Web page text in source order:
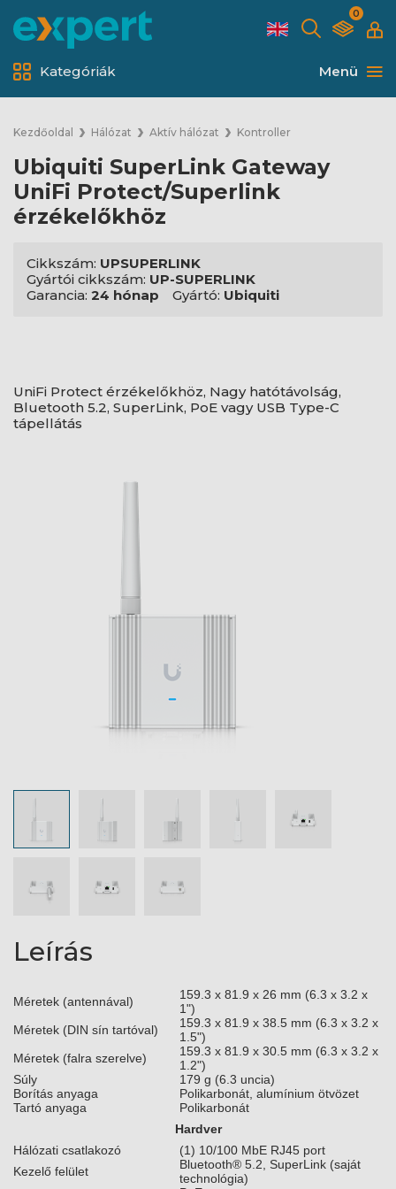
0
Menü
Kategóriák
Kezdőoldal Hálózat Aktív hálózat Kontroller
Ubiquiti SuperLink Gateway
UniFi Protect/Superlink
érzékelőkhöz
Cikkszám: UPSUPERLINK
Gyártói cikkszám: UP-SUPERLINK
Garancia: 24 hónap Gyártó: Ubiquiti
UniFi Protect érzékelőkhöz, Nagy hatótávolság,
Bluetooth 5.2, SuperLink, PoE vagy USB Type-C
tápellátás
Leírás
Méretek (antennával)
159.3 x 81.9 x 26 mm (6.3 x 3.2 x
1")
Méretek (DIN sín tartóval)
159.3 x 81.9 x 38.5 mm (6.3 x 3.2 x
1.5")
Méretek (falra szerelve)
159.3 x 81.9 x 30.5 mm (6.3 x 3.2 x
1.2")
Súly
179 g (6.3 uncia)
Borítás anyaga
Polikarbonát, alumínium ötvözet
Tartó anyaga
Polikarbonát
Hardver
Hálózati csatlakozó
(1) 10/100 MbE RJ45 port
Kezelő felület
Bluetooth® 5.2, SuperLink (saját
technológia)